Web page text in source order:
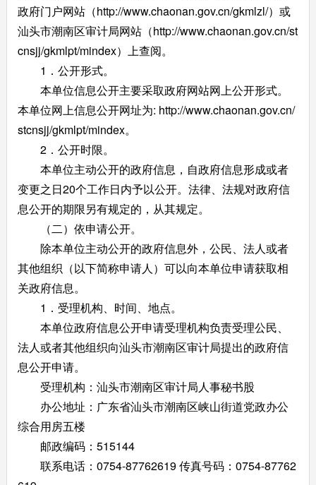
政府门户网站（http://www.chaonan.gov.cn/gkmlzl/）或
汕头市潮南区审计局网站（http://www.chaonan.gov.cn/st
cnsjj/gkmlpt/mindex）上查阅。
1．公开形式。
本单位信息公开主要采取政府网站网上公开形式。
本单位网上信息公开网址为: http://www.chaonan.gov.cn/
stcnsjj/gkmlpt/mindex。
2．公开时限。
本单位主动公开的政府信息，自政府信息形成或者
变更之日20个工作日内予以公开。法律、法规对政府信
息公开的期限另有规定的，从其规定。
（二）依申请公开。
除本单位主动公开的政府信息外，公民、法人或者
其他组织（以下简称申请人）可以向本单位申请获取相
关政府信息。
1．受理机构、时间、地点。
本单位政府信息公开申请受理机构负责受理公民、
法人或者其他组织向汕头市潮南区审计局提出的政府信
息公开申请。
受理机构：汕头市潮南区审计局人事秘书股
办公地址：广东省汕头市潮南区峡山街道党政办公
综合用房五楼
邮政编码：515144
联系电话：0754-87762619 传真号码：0754-87762